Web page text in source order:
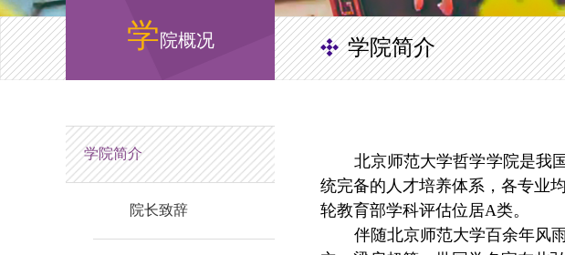
学院概况 学院简介
学院简介
院长致辞
北京师范大学哲学学院是我
统完备的人才培养体系，各专业
轮教育部学科评估位居A类。
伴随北京师范大学百余年风